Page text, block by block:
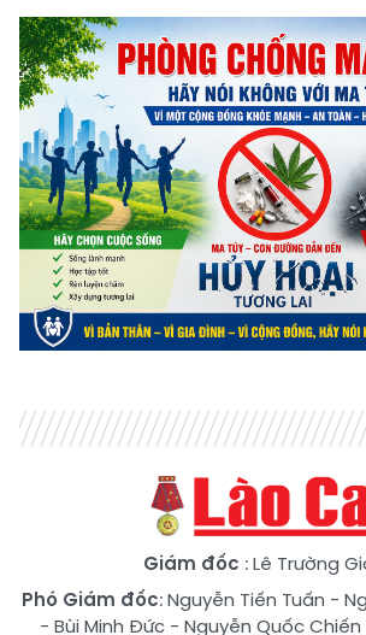
Giám đốc : Lê Trường
Phó Giám đốc:Nguyễn Tiến Tuấn -
- Bùi Minh Đức- Nguyễn Quốc Chiến